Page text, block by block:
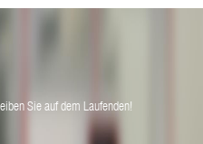
Sie auf dem Laufenden!